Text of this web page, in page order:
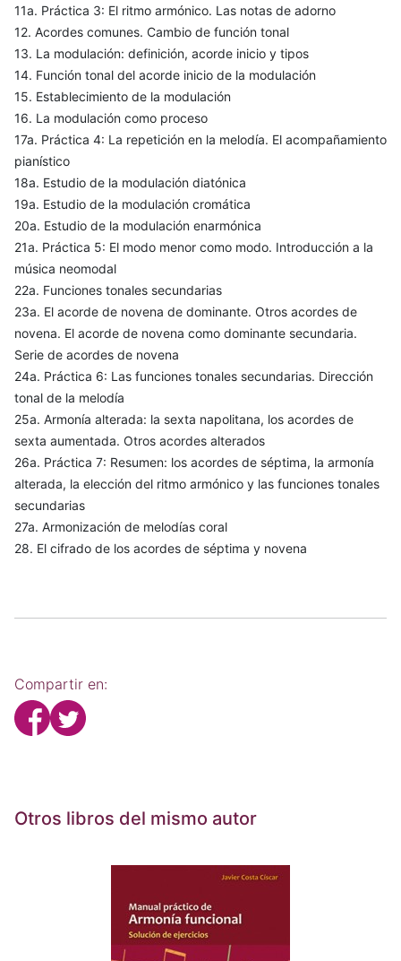
11a. Práctica 3: El ritmo armónico. Las notas de adorno
12. Acordes comunes. Cambio de función tonal
13. La modulación: definición, acorde inicio y tipos
14. Función tonal del acorde inicio de la modulación
15. Establecimiento de la modulación
16. La modulación como proceso
17a. Práctica 4: La repetición en la melodía. El acompañamiento
pianístico
18a. Estudio de la modulación diatónica
19a. Estudio de la modulación cromática
20a. Estudio de la modulación enarmónica
21a. Práctica 5: El modo menor como modo. Introducción a la
música neomodal
22a. Funciones tonales secundarias
23a. El acorde de novena de dominante. Otros acordes de
novena. El acorde de novena como dominante secundaria.
Serie de acordes de novena
24a. Práctica 6: Las funciones tonales secundarias. Dirección
tonal de la melodía
25a. Armonía alterada: la sexta napolitana, los acordes de
sexta aumentada. Otros acordes alterados
26a. Práctica 7: Resumen: los acordes de séptima, la armonía
alterada, la elección del ritmo armónico y las funciones tonales
secundarias
27a. Armonización de melodías coral
28. El cifrado de los acordes de séptima y novena
Compartir en:
Otros libros del mismo autor